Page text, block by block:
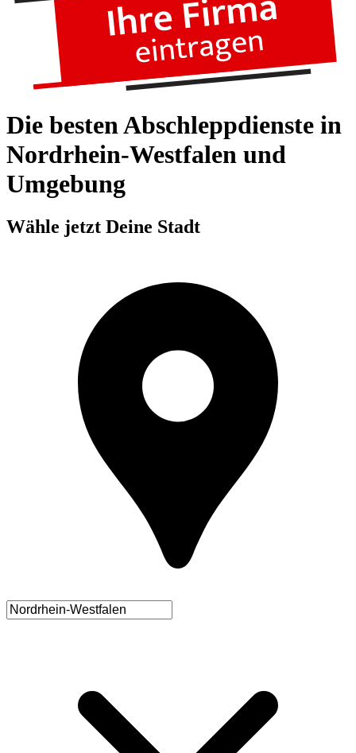
Die besten Abschleppdienste in
Nordrhein-Westfalen und
Umgebung
Wähle jetzt Deine Stadt